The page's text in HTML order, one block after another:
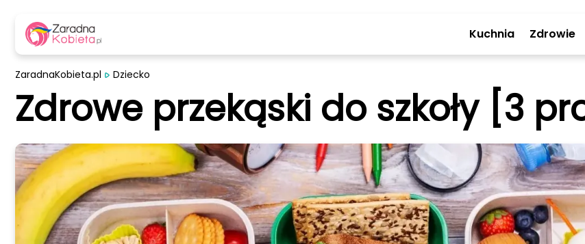
Kuchnia Zdrowie
ZaradnaKobieta.pl Dziecko
Zdrowe przekąski do szkoły [3